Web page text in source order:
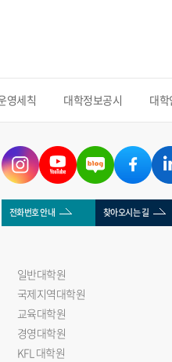
영세칙 대학정보공시 대
전화번호 안내 찾아오시는 길
일반대학원
국제지역대학원
교육대학원
경영대학원
KFL 대학원